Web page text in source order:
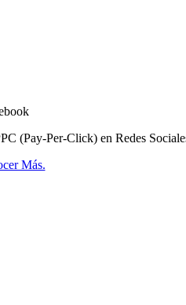
(Pay-Per-Click) en Redes
Más.